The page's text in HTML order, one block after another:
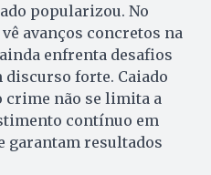
popularizou. No
avanços concretos na
enfrenta desafios
discurso forte. Caiado
crime não se limita a
contínuo em
garantam resultados